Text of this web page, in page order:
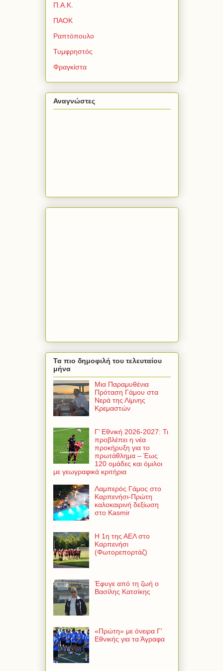
Π.Α.Κ.
ΠΑΟΚ
Ραπτόπουλο
Τυμφρηστός
Φραγκίστα
Αναγνώστες
Τα πιο δημοφιλή του τελευταίου
μήνα
Μια Παραμυθένια
Πρόταση Γάμου στα
Νερά της Λίμνης
Κρεμαστών
Γ’ Εθνική 2026-2027: Τι
προβλέπει η νέα
προκήρυξη για το
πρωτάθλημα – Έως
120 ομάδες και όμιλοι
με γεωγραφικά κριτήρια
Λαμπερός Γάμος στο
Καρπενήσι-Πρώτη
καλοκαιρινή δεξίωση
στο Kasmir
Η 1η της ΑΕΛ στο
Καρπενήσι
(Φωτορεπορτάζ)
Έφυγε από τη ζωή ο
Βασίλης Κατσίκης
«Πρώτη» με όνειρα Γ'
Εθνικής για τα Άγραφα